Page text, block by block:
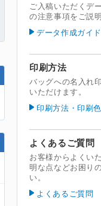
ご入稿いただくデ
の注意事項をご説
データ作成ガイド
印刷方法
バッグへの名入れ
いただけます。
印刷方法・印刷
よくあるご質問
お客様からよくい
明な点などお困り
い。
よくあるご質問